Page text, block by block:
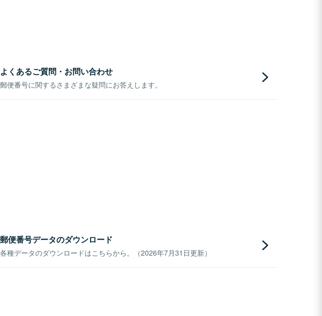
よくあるご質問・お問い合わせ
郵便番号に関するさまざまな疑問にお答えします。
郵便番号データのダウンロード
各種データのダウンロードはこちらから。（2026年7月31日更新）